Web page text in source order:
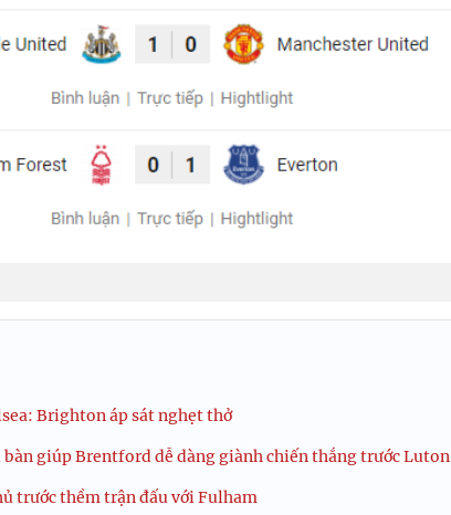
Brighton áp sát nghẹt thở
bàn giúp Brentford dễ dàng giành chiến thắng trước Luton
trước thềm trận đấu với Fulham